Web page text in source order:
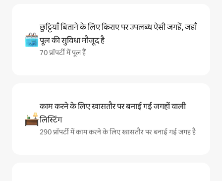
छुट्टियाँ बिताने के लिए किराए पर उपलब्ध ऐसी जगहें, जहाँ
पूल की सुविधा मौजूद है
70 प्रॉपर्टी में पूल हैं
काम करने के लिए खासतौर पर बनाई गई जगहों वाली
लिस्टिंग
290 प्रॉपर्टी में काम करने के लिए खासतौर पर बनाई गई जगह है